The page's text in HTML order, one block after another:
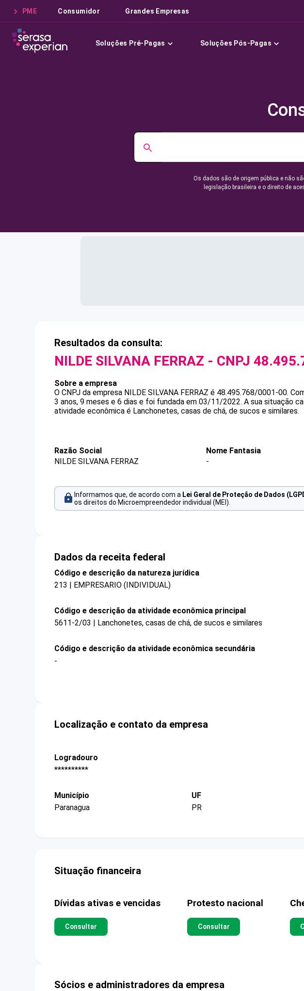
PME Consumidor Grandes Empresas
Soluções Pré-Pagas Soluções Pós-Pagas
Os dados são de origem pública e não
legislação brasileira e o direito de
Resultados da consulta:
NILDE SILVANA FERRAZ - CNPJ
Sobre a empresa
O CNPJ da empresa NILDE SILVANA FERRAZ é 48.495.768/0001-00.
3 anos, 9 meses e 6 dias e foi fundada em 03/11/2022. A sua situação
atividade econômica é Lanchonetes, casas de chá, de sucos e similares.
Razão Social
NILDE SILVANA FERRAZ
Nome Fantasia
-
Informamos que, de acordo com a Lei Geral de Proteção de Dados
os direitos do Microempreendedor individual (MEI).
Dados da receita federal
Código e descrição da natureza jurídica
213 | EMPRESARIO (INDIVIDUAL)
Código e descrição da atividade econômica principal
5611-2/03 | Lanchonetes, casas de chá, de sucos e similares
Código e descrição da atividade econômica secundária
-
Localização e contato da empresa
Logradouro
**********
Município
Paranagua
UF
PR
Situação financeira
Dívidas ativas e vencidas
Consultar
Protesto nacional
Consultar
Sócios e administradores da empresa